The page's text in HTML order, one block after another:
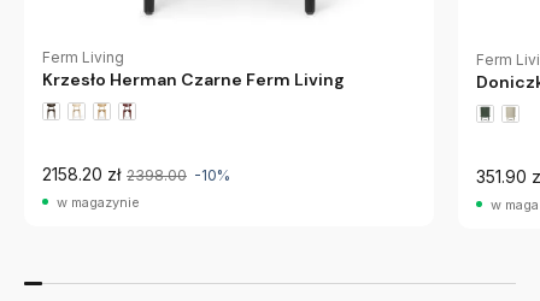
Ferm Living
Krzesło Herman Czarne Ferm Living
2158.20 zł 2398.00 -10%
w magazynie
Ferm
351.90
w